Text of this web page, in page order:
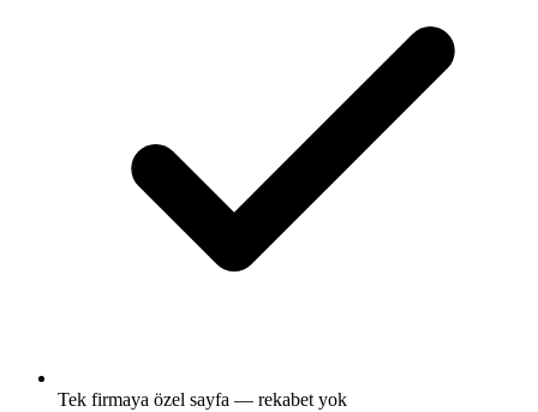
Tek firmaya özel sayfa — rekabet yok